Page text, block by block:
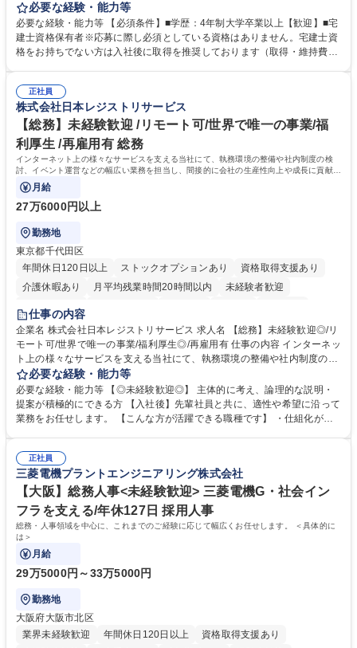
貸運営、売却、仲介・活用提案等を行う営業部門において事務業務を担当
いただきます。 【詳細】・契約書管理、契約書製本、捺印対応、ファイリ
ング、登記簿取得、調書取得・支払業務（各種費用支払、支払管理、請
求・支払データ登録、取引先マスター申請対応）・予算作成及び予実管
の他に担当頂く業務が発生する場合があります。 募集職種 【営業事務】
業務職/三井物産グループ/平均残業時間10H/完全週休2日
必要な経験・能力等
必要な経験・能力等 【必須条件】■学歴：4年制大学卒業以上【歓迎】■宅
建士資格保有者※応募に際し必須としている資格はありません。宅建士資
格をお持ちでない方は入社後に取得を推奨しております（取得・維持費用
ション力がある方。 ・チャレンジを厭わず、粘り強く業務に取り組める
方。多様な関係者と謙虚に信頼関係を構築でき、期限を意識したスケジュ
ール管理が出来る方。※将来的に他部署（営業部門、コーポレート部門）
へのジョブローテーションの可能性があります。 学歴・資格 学歴：大学
院 大学 語学力： 資格：宅地建物取引士
正社員
株式会社日本レジストリサービス
【総務】未経験歓迎 /リモート可/世界で唯一の事業/福
利厚生 /再雇用有 総務
インターネット上の様々なサービスを支える当社にて、執務環境の整備や社内制度の検
討、イベント運営などの幅広い業務を担当し、間接的に会社の生産性向上や成長に貢献し
ている部署です。
月給
27万6000円以上
勤務地
東京都千代田区
年間休日120日以上
ストックオプションあり
資格取得支援あり
介護休暇あり
月平均残業時間20時間以内
未経験者歓迎
住宅手当あり
完全週休2日制
交通費支給 駅近5分以内 土日祝休み 服装自由
仕事の内容
企業名 株式会社日本レジストリサービス 求人名 【総務】未経験歓迎◎/リ
モート可/世界で唯一の事業/福利厚生◎/再雇用有 仕事の内容 インターネッ
ト上の様々なサービスを支える当社にて、執務環境の整備や社内制度の検
討、イベント運営などの幅広い業務を担当し、間接的に会社の生産性向上
や成長に貢献している部署です。 会社の全メンバーが安心して長く成果を
発揮できる環境を整えるために、毎日のメンテナンスや維持管理に加え、
新たな施策検討を積極的に行っていただき、会社全体を巻き込み課題解決
幅広い業務の体得が可能で、多様なキャリアパスを描くことも可能です。
募集職種 【総務】未経験歓迎◎/リモート可/世界で唯一の事業/福利厚生◎/
再雇用有
必要な経験・能力等
必要な経験・能力等 【◎未経験歓迎◎】 主体的に考え、論理的な説明・
提案が積極的にできる方 【入社後】先輩社員と共に、適性や希望に沿って
業務をお任せします。 【こんな方が活躍できる職種です】 ・仕組化が好
対処できる・新しいことに興味関心がある 【魅力】■自己啓発支援：資格
取得や通信教育など費用の80%（年間25万円まで）を補助 ■住宅手当：家
賃の50%（月額7万円まで）を補助 学歴・資格 学歴：大学院 大学 語学
力： 資格：
正社員
三菱電機プラントエンジニアリング株式会社
【大阪】総務人事<未経験歓迎> 三菱電機G・社会イン
フラを支える/年休127日 採用人事
総務・人事領域を中心に、これまでのご経験に応じて幅広くお任せします。 ＜具体的に
は＞
月給
29万5000円～33万5000円
勤務地
大阪府大阪市北区
業界未経験歓迎
年間休日120日以上
資格取得支援あり